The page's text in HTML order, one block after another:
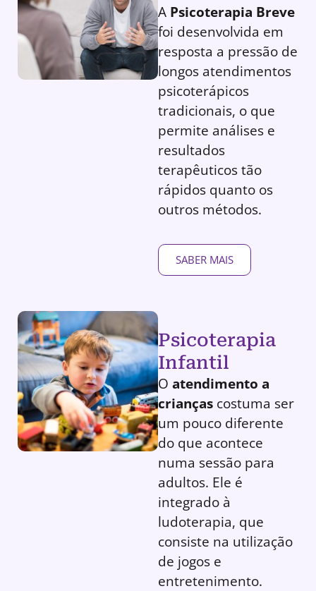
A Psicoterapia Breve
foi desenvolvida em
resposta a pressão de
longos atendimentos
psicoterápicos
tradicionais, o que
permite análises e
resultados
terapêuticos tão
rápidos quanto os
outros métodos.
SABER MAIS
Psicoterapia
Infantil
O atendimento a
crianças costuma ser
um pouco diferente
do que acontece
numa sessão para
adultos. Ele é
integrado à
ludoterapia, que
consiste na utilização
de jogos e
entretenimento.